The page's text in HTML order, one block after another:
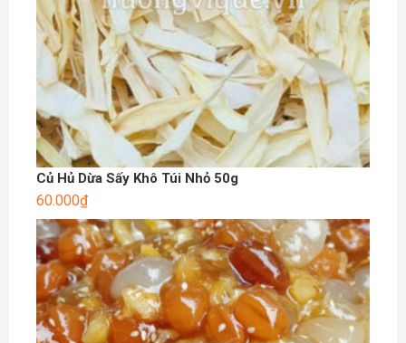
Củ Hủ Dừa Sấy Khô Túi Nhỏ 50g
60.000₫